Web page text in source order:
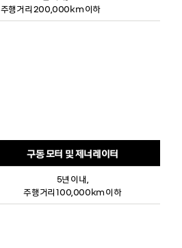
주행거리 200,000km 이하
구동 모터 및 제너레이터
5년 이내,
주행거리 100,000km 이하